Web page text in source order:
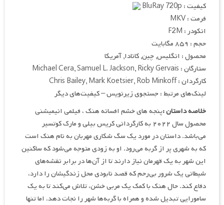
کیفیت : BluRay 720p
فرمت : MKV
انکودر : F2M
حجم : ۸۵۹ مگابایت
محصول : انگلیس, چین, کانادا, آمریکا
ستارگان : Michael Cera, Samuel L. Jackson, Ricky Gervais
کارگردان : Chris Bailey, Mark Koetsier, Rob Minkoff
لینک‌های مرتبط : جستجوی زیرنویس – کیفیت‌های دیگر
خلاصه داستان :پنجه های خشم افسانه هنک ، فیلمی انیمیشنی
محصول سال ۲۰۲۲ به کارگردانی کریس بیلی و مارک کوتسیر
می‌باشد. داستان در مورد یک سگ شکاری مهربان به نام هنک است
که به شهری پر از گربه می‌رود. او به زودی متوجه می‌شود که ساکنین
این شهر به یک قهرمان نیاز دارند تا از آن‌ها در برابر نقشه‌های
شیطانی یک شرور بی‌رحم که قصد نابودی محل زندگیشان را دارد،
دفاع کند. حال هنک با کمک یک مربی خشن، تلاش می‌کند تا به یک
سامورایی تبدیل شده و همراه با گربه‌ها شهر را نجات دهد. اما تنها